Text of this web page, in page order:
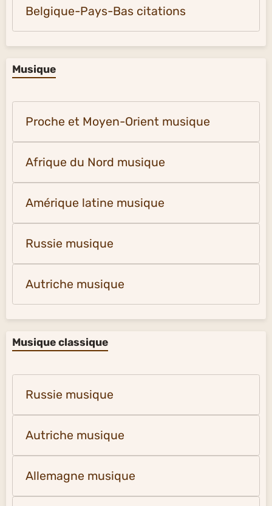
Belgique-Pays-Bas citations
Musique
Proche et Moyen-Orient musique
Afrique du Nord musique
Amérique latine musique
Russie musique
Autriche musique
Musique classique
Russie musique
Autriche musique
Allemagne musique